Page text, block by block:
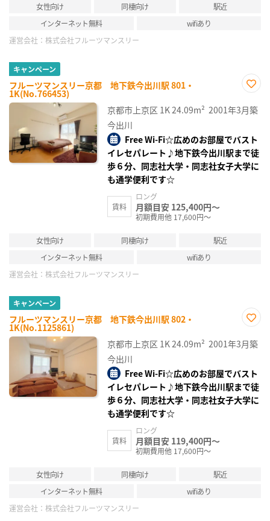
女性向け 同棲向け
駅近
インターネット無料
wifiあり
運営会社： 株式会社フルーツマンスリー
キャンペーン
フルーツマンスリー京都 地下鉄今出川駅 801・
1K(No.766453)
に入
り登
京都市上京区 1K24.09m² 2001年3月築
今出川
Free Wi-Fi☆広めのお部屋でバスト
イレセパレート♪地下鉄今出川駅まで徒
歩６分、同志社大学・同志社女子大学に
も通学便利です☆
賃料
ロング
月額目安 125,400円～
初期費用他 17,600円～
女性向け 同棲向け
駅近
インターネット無料
wifiあり
運営会社： 株式会社フルーツマンスリー
キャンペーン
フルーツマンスリー京都 地下鉄今出川駅 802・
1K(No.1125861)
に入
り登
京都市上京区 1K24.09m² 2001年3月築
今出川
Free Wi-Fi☆広めのお部屋でバスト
イレセパレート♪地下鉄今出川駅まで徒
歩６分、同志社大学・同志社女子大学に
も通学便利です☆
賃料
ロング
月額目安 119,400円～
初期費用他 17,600円～
女性向け 同棲向け
駅近
インターネット無料
wifiあり
運営会社： 株式会社フルーツマンスリー